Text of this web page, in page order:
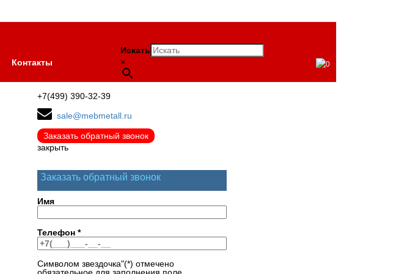
Контакты
Искать
×
0
+7(499) 390-32-39
sale@mebmetall.ru
Заказать обратный звонок
закрыть
Заказать обратный звонок
Имя
Телефон *
Символом звездочка"(*) отмечено